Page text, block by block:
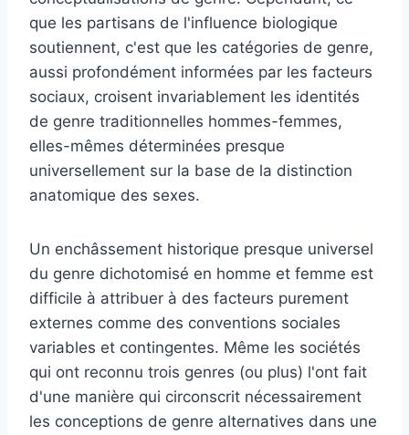
que les partisans de l'influence biologique
soutiennent, c'est que les catégories de genre,
aussi profondément informées par les facteurs
sociaux, croisent invariablement les identités
de genre traditionnelles hommes-femmes,
elles-mêmes déterminées presque
universellement sur la base de la distinction
anatomique des sexes.
Un enchâssement historique presque universel
du genre dichotomisé en homme et femme est
difficile à attribuer à des facteurs purement
externes comme des conventions sociales
variables et contingentes. Même les sociétés
qui ont reconnu trois genres (ou plus) l'ont fait
d'une manière qui circonscrit nécessairement
les conceptions de genre alternatives dans une